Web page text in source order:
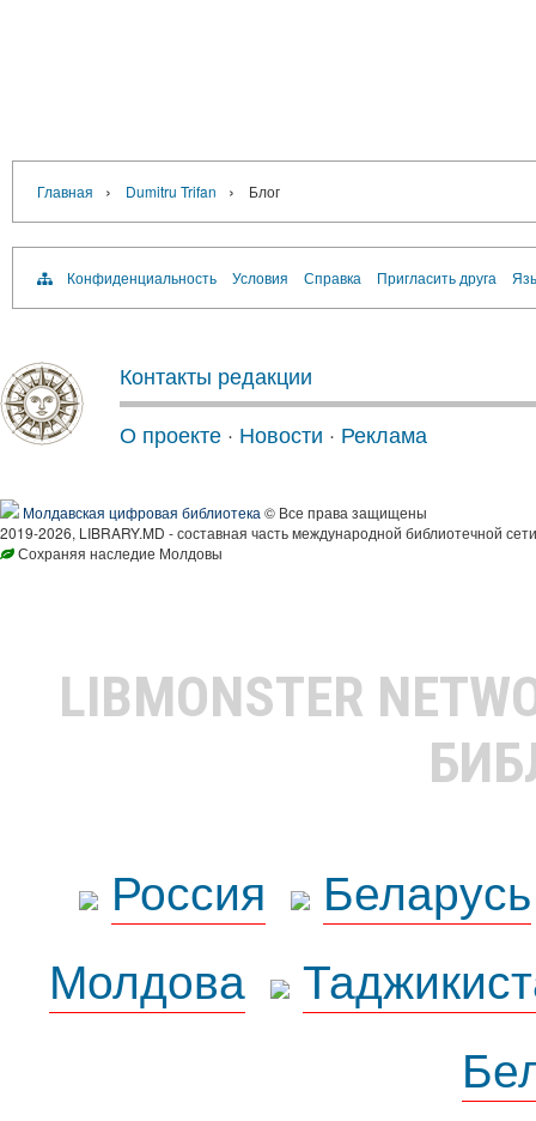
Главная › Dumitru Trifan › Блог
Конфиденциальность Условия Справка Пригласить друга
Контакты редакции
О проекте · Новости · Реклама
Молдавская цифровая библиотека © Все права защищены
2019-2026, LIBRARY.MD - составная часть международной библиотечной
Сохраняя наследие Молдовы
LIBMONSTER
Россия
Беларусь
Молдова